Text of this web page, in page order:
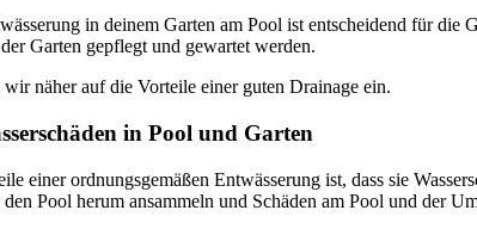
in deinem Garten am Pool ist entscheidend für
Garten gepflegt und gewartet werden.
näher auf die Vorteile einer guten Drainage ein.
in Pool und Garten
einer ordnungsgemäßen Entwässerung ist, dass sie
den Pool herum ansammeln und Schäden am Pool und der